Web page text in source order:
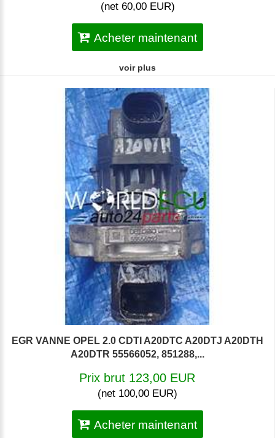
(net 60,00 EUR)
Acheter maintenant
voir plus
EGR VANNE OPEL 2.0 CDTI A20DTC A20DTJ A20DTH
A20DTR 55566052, 851288,...
Prix brut 123,00 EUR
(net 100,00 EUR)
Acheter maintenant